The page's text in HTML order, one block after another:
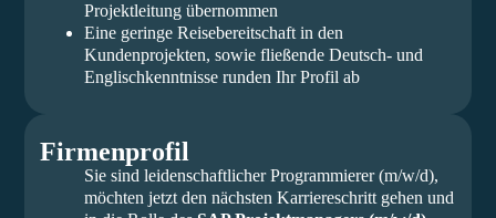
Projektleitung übernommen
Eine geringe Reisebereitschaft in den
Kundenprojekten, sowie fließende Deutsch- und
Englischkenntnisse runden Ihr Profil ab
Firmenprofil
Sie sind leidenschaftlicher Programmierer (m/w/d),
möchten jetzt den nächsten Karriereschritt gehen und